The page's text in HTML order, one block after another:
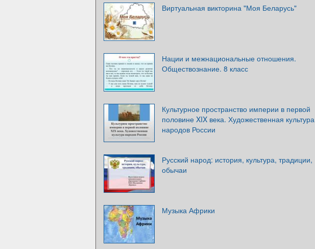
Виртуальная викторина "Моя Беларусь"
Нации и межнациональные отношения.
Обществознание. 8 класс
Культурное пространство империи в первой
половине XIX века. Художественная культура
народов России
Русский народ: история, культура, традиции,
обычаи
Музыка Африки